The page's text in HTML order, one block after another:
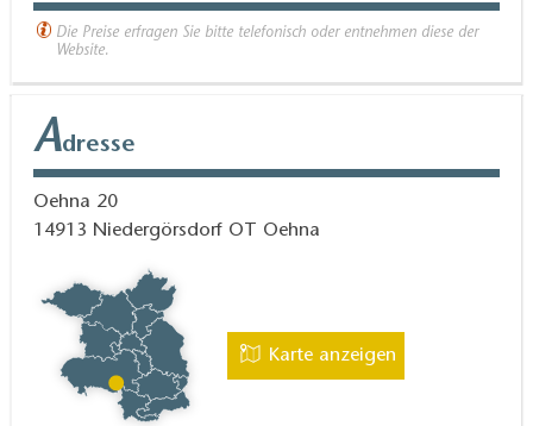
Die Preise erfragen Sie bitte telefonisch oder entnehmen diese der
Website.
Adresse
Oehna 20
14913 Niedergörsdorf OT Oehna
Karte anzeigen